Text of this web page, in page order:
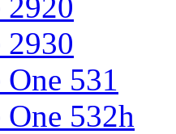
531
532h